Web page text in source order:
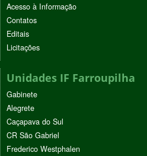
Acesso à Informação
Contatos
Editais
Licitações
Unidades IF Farroupilha
Gabinete
Alegrete
Caçapava do Sul
CR São Gabriel
Frederico Westphalen